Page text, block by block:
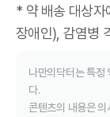
* 약 배송 대상자
장애인), 감염병
나만의닥터는 특정
다.
콘텐츠의 내용은